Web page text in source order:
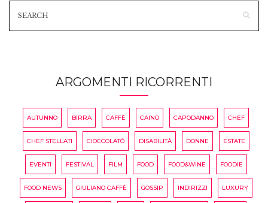
ARGOMENTI RICORRENTI
AUTUNNO BIRRA CAFFÈ CAINO CAPODANNO CHEF
CHEF STELLATI CIOCCOLATÒ DISABILITÀ DONNE ESTATE
EVENTI FESTIVAL FILM FOOD FOOD&WINE FOODIE
FOOD NEWS GIULIANO CAFFÈ GOSSIP INDIRIZZI LUXURY